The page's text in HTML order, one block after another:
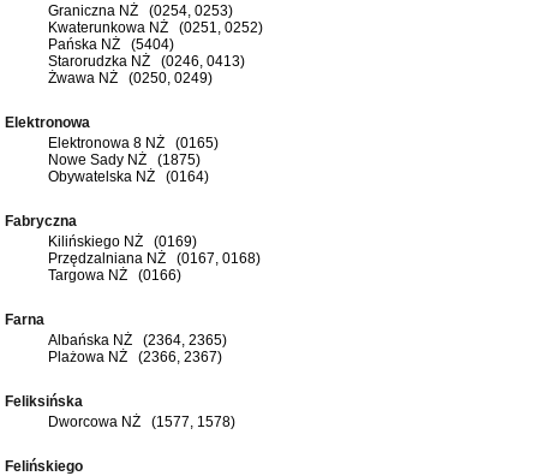
Graniczna NŻ (0254, 0253)
Kwaterunkowa NŻ (0251, 0252)
Pańska NŻ (5404)
Starorudzka NŻ (0246, 0413)
Żwawa NŻ (0250, 0249)
Elektronowa
Elektronowa 8 NŻ (0165)
Nowe Sady NŻ (1875)
Obywatelska NŻ (0164)
Fabryczna
Kilińskiego NŻ (0169)
Przędzalniana NŻ (0167, 0168)
Targowa NŻ (0166)
Farna
Albańska NŻ (2364, 2365)
Plażowa NŻ (2366, 2367)
Feliksińska
Dworcowa NŻ (1577, 1578)
Felińskiego